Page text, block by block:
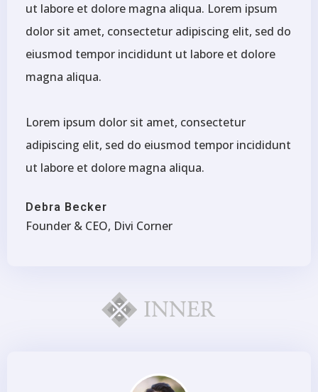
ut labore et dolore magna aliqua. Lorem ipsum
dolor sit amet, consectetur adipiscing elit, sed do
eiusmod tempor incididunt ut labore et dolore
magna aliqua.
Lorem ipsum dolor sit amet, consectetur
adipiscing elit, sed do eiusmod tempor incididunt
ut labore et dolore magna aliqua.
Debra Becker
Founder & CEO, Divi Corner